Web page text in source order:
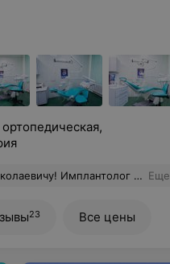
без боли! Я - счастлива! До этого поход к стоматологу - это был настоящий ад. Сейчас с зубами - только к нему! Еще
23 Все цены